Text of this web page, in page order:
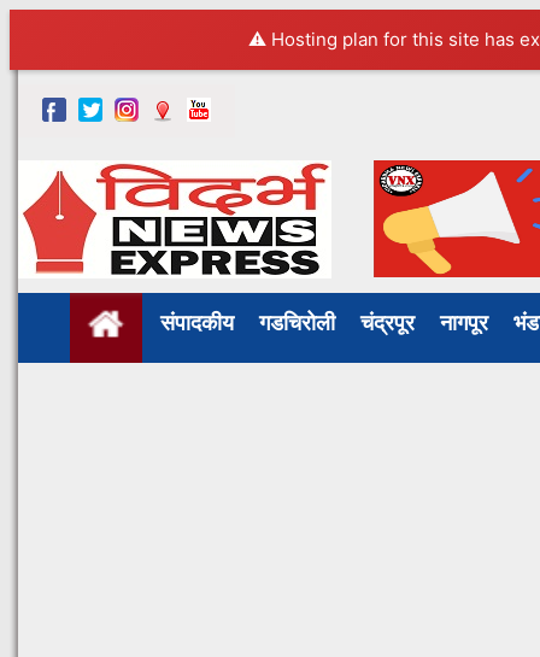
⚠️ Hosting plan for this site has
संपादकीय गडचिरोली चंद्रपूर नागपूर